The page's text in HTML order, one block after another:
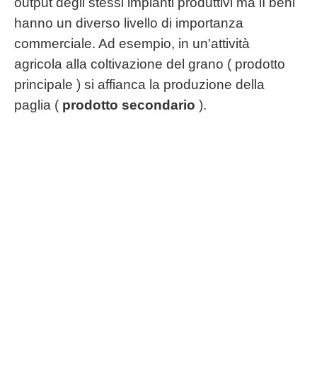
hanno un diverso livello di importanza
commerciale. Ad esempio, in un'attività
agricola alla coltivazione del grano ( prodotto
principale ) si affianca la produzione della
paglia ( prodotto secondario ).